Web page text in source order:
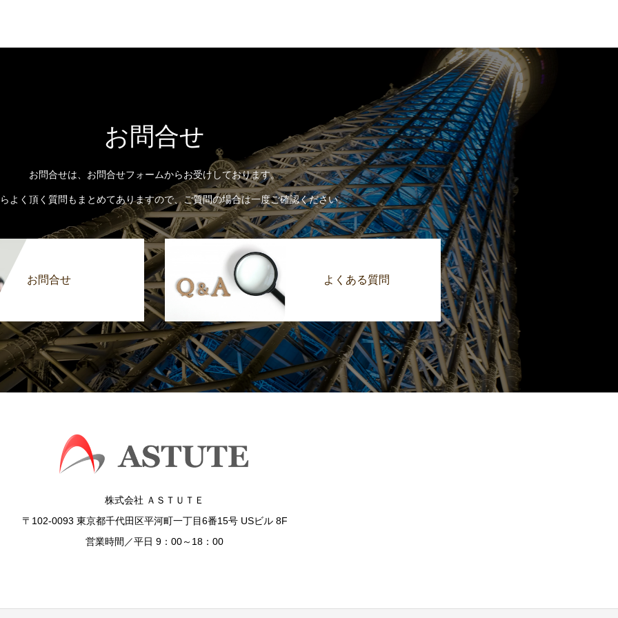
お問合せ
お問合せは、お問合せフォームからお受けしております。
よく頂く質問もまとめてありますので、ご質問の場合は一度ご確認ください。
お問合せ よくある質問
株式会社 ＡＳＴＵＴＥ
〒102-0093 東京都千代田区平河町一丁目6番15号 USビル 8F
営業時間／平日 9：00～18：00